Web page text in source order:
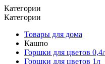
Категории
Категории
Товары для дома
Кашпо
Горшки для цветов
Горшки для цветов 1л